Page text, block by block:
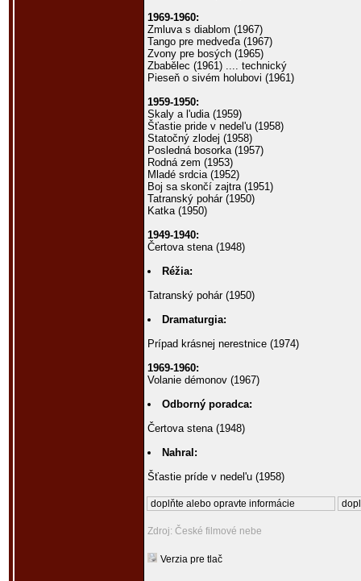
1969-1960:
Zmluva s diablom (1967)
Tango pre medveďa (1967)
Zvony pre bosých (1965)
Zbabělec (1961) .... technický
Pieseň o sivém holubovi (1961)
1959-1950:
Skaly a l'udia (1959)
Šťastie pride v nedel'u (1958)
Statočný zlodej (1958)
Posledná bosorka (1957)
Rodná zem (1953)
Mladé srdcia (1952)
Boj sa skončí zajtra (1951)
Tatranský pohár (1950)
Katka (1950)
1949-1940:
Čertova stena (1948)
Réžia:
Tatranský pohár (1950)
Dramaturgia:
Prípad krásnej nerestnice (1974)
1969-1960:
Volanie démonov (1967)
Odborný poradca:
Čertova stena (1948)
Nahral:
Šťastie príde v nedel'u (1958)
doplňte alebo opravte informácie
Zdroj: České filmové nebe
Verzia pre tlač